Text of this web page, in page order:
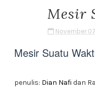
Mesir
November
Mesir Suatu
penulis: Dian Nafi dan